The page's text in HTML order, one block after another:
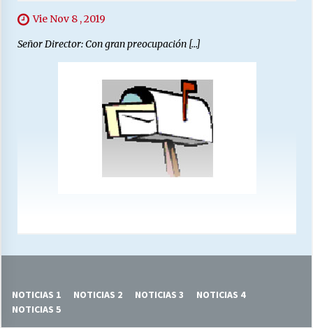
Vie Nov 8 , 2019
Señor Director: Con gran preocupación […]
NOTICIAS 1 NOTICIAS 2 NOTICIAS 3
NOTICIAS 4
NOTICIAS 5